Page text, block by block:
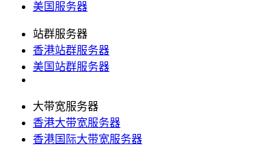
美国服务器
站群服务器
香港站群服务器
美国站群服务器
大带宽服务器
香港大带宽服务器
香港国际大带宽服务器